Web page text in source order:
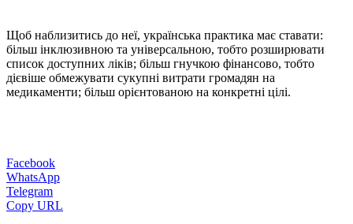
Щоб наблизитись до неї, українська практика має ставати:
більш інклюзивною та універсальною, тобто розширювати
список доступних ліків; більш гнучкою фінансово, тобто
дієвіше обмежувати сукупні витрати громадян на
медикаменти; більш орієнтованою на конкретні цілі.
Facebook
WhatsApp
Telegram
Copy URL